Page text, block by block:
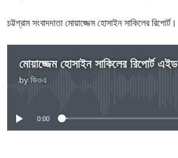
চট্টগ্রাম সংবাদদাতা মোয়াজ্জেম হোসাইন সাকিলের রিপোর্ট।
মোয়াজ্জেম হোসাইন সাকিলের রিপোর্ট এইড
by ভিওএ
0:00